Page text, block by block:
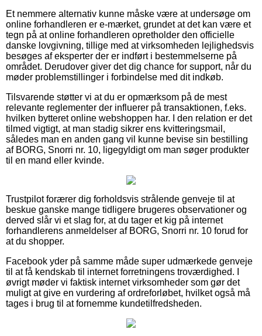
Et nemmere alternativ kunne måske være at undersøge om
online forhandleren er e-mærket, grundet at det kan være et
tegn på at online forhandleren opretholder den officielle
danske lovgivning, tillige med at virksomheden lejlighedsvis
besøges af eksperter der er indført i bestemmelserne på
området. Derudover giver det dig chance for support, når du
møder problemstillinger i forbindelse med dit indkøb.
Tilsvarende støtter vi at du er opmærksom på de mest
relevante reglementer der influerer på transaktionen, f.eks.
hvilken bytteret online webshoppen har. I den relation er det
tilmed vigtigt, at man stadig sikrer ens kvitteringsmail,
således man en anden gang vil kunne bevise sin bestilling
af BORG, Snorri nr. 10, ligegyldigt om man søger produkter
til en mand eller kvinde.
Trustpilot forærer dig forholdsvis strålende genveje til at
beskue ganske mange tidligere brugeres observationer og
derved slår vi et slag for, at du tager et kig på internet
forhandlerens anmeldelser af BORG, Snorri nr. 10 forud for
at du shopper.
Facebook yder på samme måde super udmærkede genveje
til at få kendskab til internet forretningens troværdighed. I
øvrigt møder vi faktisk internet virksomheder som gør det
muligt at give en vurdering af ordreforløbet, hvilket også må
tages i brug til at fornemme kundetilfredsheden.